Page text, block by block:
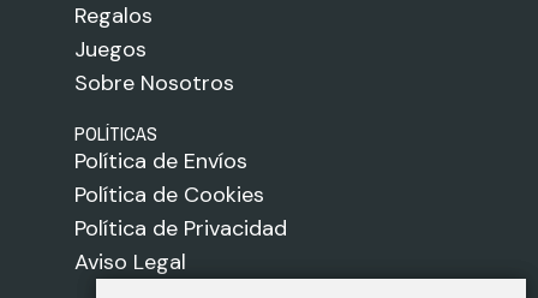
Regalos
Juegos
Sobre Nosotros
POLÍTICAS
Política de Envíos
Política de Cookies
Política de Privacidad
Aviso Legal